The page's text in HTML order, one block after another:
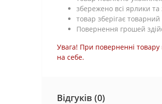
збережено всі ярлики
товар зберігає товарний
Повернення грошей
Увага! При поверненні товару
на себе.
Відгуків (0)